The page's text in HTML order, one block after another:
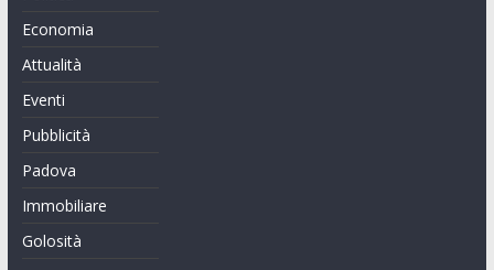
Economia
Attualità
Eventi
Pubblicità
Padova
Immobiliare
Golosità